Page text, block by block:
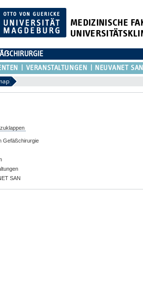
MEDIZINISCHE
VERANSTALTUNGEN NEUVANET SAN
zuklappen
Gefäßchirurgie
SAN